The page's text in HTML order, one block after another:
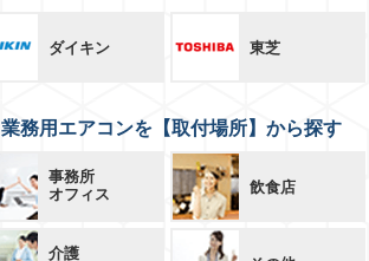
ダイキン 東芝
業務用エアコンを【取付場所】から探す
事務所
オフィス
飲食店
介護